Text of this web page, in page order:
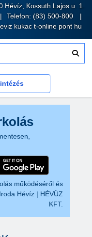
Kossuth Lajos u. 1.
Telefon: (83) 500-800
kukac t-online pont hu
működéséről és
Hévíz | HÉVÜZ
KFT.